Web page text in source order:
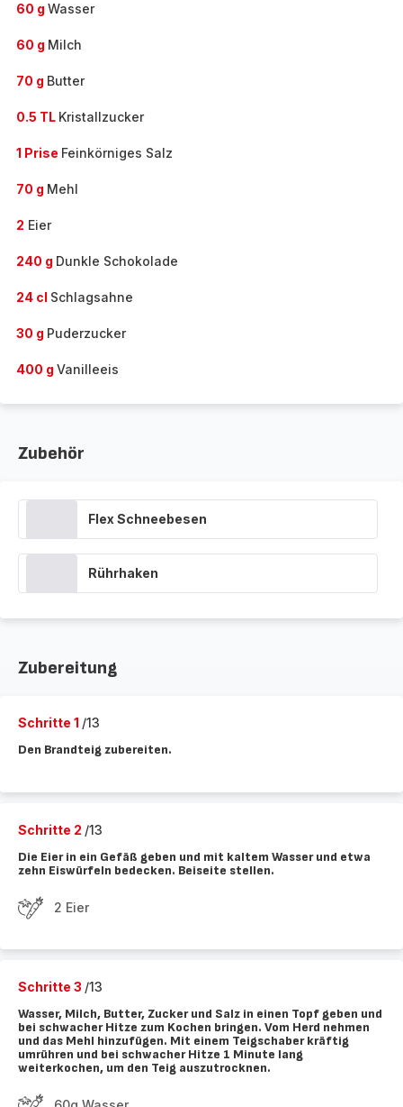
60 g Wasser
60 g Milch
70 g Butter
0.5 TL Kristallzucker
1 Prise Feinkörniges Salz
70 g Mehl
2 Eier
240 g Dunkle Schokolade
24 cl Schlagsahne
30 g Puderzucker
400 g Vanilleeis
Zubehör
Flex Schneebesen
Rührhaken
Zubereitung
Schritte 1 /13
Den Brandteig zubereiten.
Schritte 2 /13
Die Eier in ein Gefäß geben und mit kaltem Wasser und etwa
zehn Eiswürfeln bedecken. Beiseite stellen.
2 Eier
Schritte 3 /13
Wasser, Milch, Butter, Zucker und Salz in einen Topf geben und
bei schwacher Hitze zum Kochen bringen. Vom Herd nehmen
und das Mehl hinzufügen. Mit einem Teigschaber kräftig
umrühren und bei schwacher Hitze 1 Minute lang
weiterkochen, um den Teig auszutrocknen.